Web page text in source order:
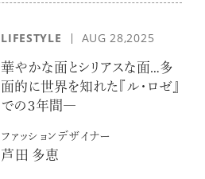
LIFESTYLE AUG 28,2025
華やかな面とシリアスな面…多
面的に世界を知れた『ル・ロゼ』
での３年間―
ファッションデザイナー
芦田 多恵